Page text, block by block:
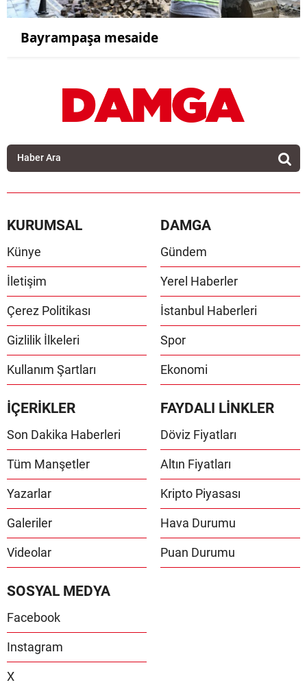
Bayrampaşa mesaide
KURUMSAL
Künye
İletişim
Çerez Politikası
Gizlilik İlkeleri
Kullanım Şartları
DAMGA
Gündem
Yerel Haberler
İstanbul Haberleri
Spor
Ekonomi
İÇERİKLER
Son Dakika Haberleri
Tüm Manşetler
Yazarlar
Galeriler
Videolar
FAYDALI LİNKLER
Döviz Fiyatları
Altın Fiyatları
Kripto Piyasası
Hava Durumu
Puan Durumu
SOSYAL MEDYA
Facebook
Instagram
X